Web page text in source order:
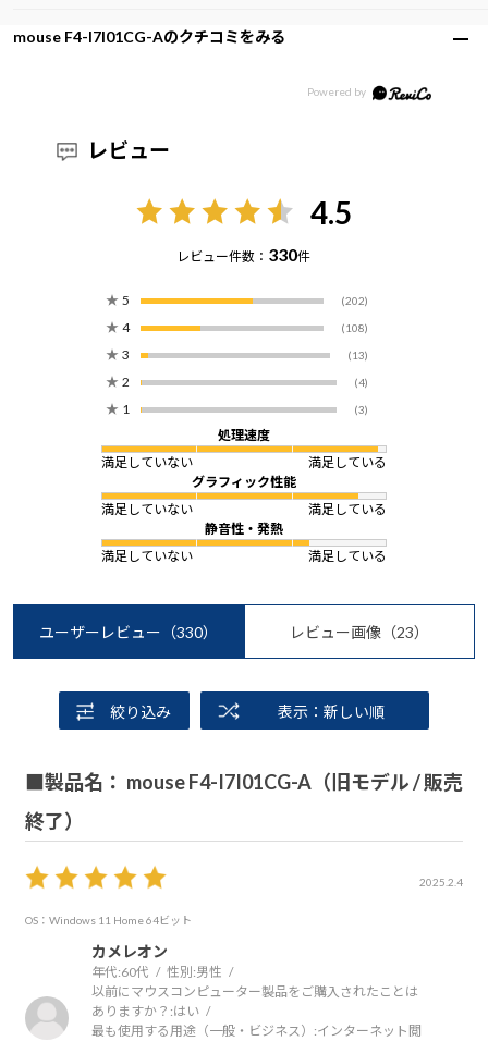
mouse F4-I7I01CG-Aのクチコミをみる
レビュー
4.5
レビュー件数： 330件
★ 5 (202)
★ 4 (108)
★ 3 (13)
★ 2 (4)
★ 1 (3)
処理速度
満足していない
満足している
グラフィック性能
満足していない
満足している
静音性・発熱
満足していない
満足している
ユーザーレビュー （330） レビュー画像 （23）
絞り込み 表示：新しい順
■製品名： mouse F4-I7I01CG-A（旧モデル / 販売
終了）
2025.2.4
OS：Windows 11 Home 64ビット
カメレオン
年代:60代 性別:男性
以前にマウスコンピューター製品をご購入されたことは
ありますか？:はい
最も使用する用途（一般・ビジネス）:インターネット閲